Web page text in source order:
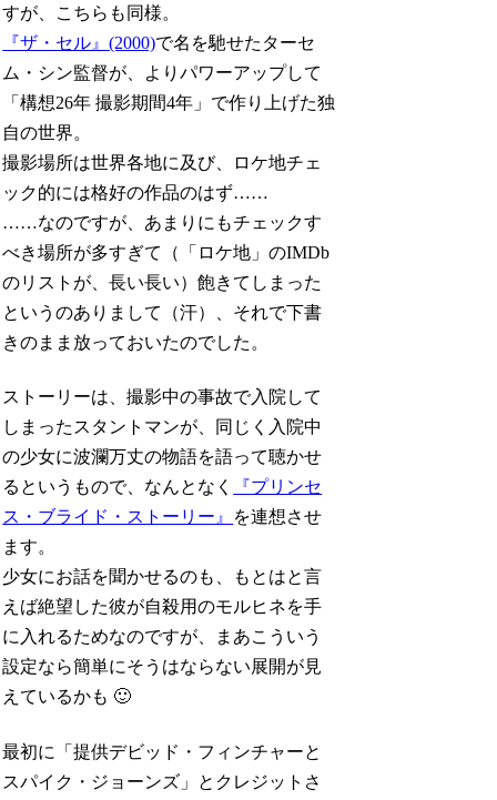
すが、こちらも同様。
『ザ・セル』(2000)で名を馳せたターセ
ム・シン監督が、よりパワーアップして
「構想26年 撮影期間4年」で作り上げた独
自の世界。
撮影場所は世界各地に及び、ロケ地チェ
ック的には格好の作品のはず……
……なのですが、あまりにもチェックす
べき場所が多すぎて（「ロケ地」のIMDb
のリストが、長い長い）飽きてしまった
というのありまして（汗）、それで下書
きのまま放っておいたのでした。
ストーリーは、撮影中の事故で入院して
しまったスタントマンが、同じく入院中
の少女に波瀾万丈の物語を語って聴かせ
るというもので、なんとなく
『プリンセ
ス・ブライド・ストーリー』
を連想させ
ます。
少女にお話を聞かせるのも、もとはと言
えば絶望した彼が自殺用のモルヒネを手
に入れるためなのですが、まあこういう
設定なら簡単にそうはならない展開が見
えているかも 🙂
最初に「提供デビッド・フィンチャーと
スパイク・ジョーンズ」とクレジットさ